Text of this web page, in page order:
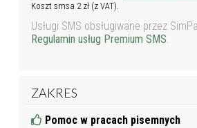
Koszt smsa 2 zł (z VAT).
Usługi SMS obsługiwane przez
Regulamin usług Premium SMS.
ZAKRES
Pomoc w pracach pisemnych